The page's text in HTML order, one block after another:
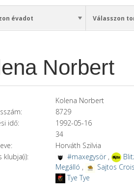
Norbert
Kolena Norbert
8729
idő:
1992-05-16
34
Horváth Szilvia
klubja(i):
#maxegysör ,
Megálló , Sajtos
Tye Tye